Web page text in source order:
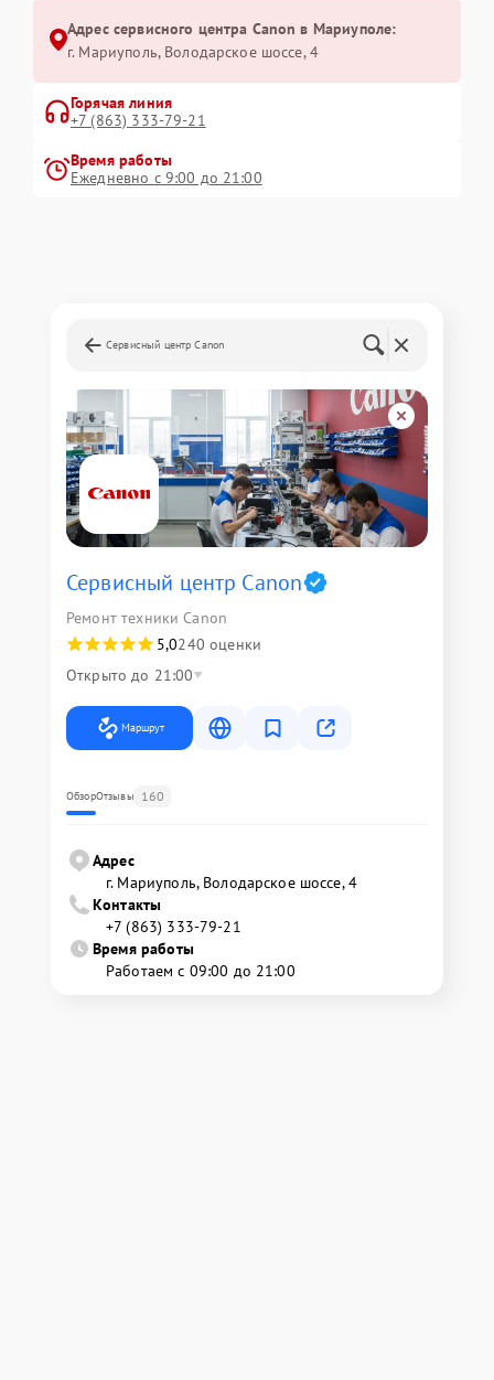
Адрес сервисного центра Canon в Мариуполе:
г. Мариуполь, Володарское шоссе, 4
Горячая линия
+7 (863) 333-79-21
Время работы
Ежедневно с 9:00 до 21:00
Сервисный центр Canon
Сервисный центр Canon
Ремонт техники Canon
5,0240 оценки
Открыто до 21:00
Маршрут
ОбзорОтзывы 160
Адрес
г. Мариуполь, Володарское шоссе, 4
Контакты
+7 (863) 333-79-21
Время работы
Работаем с 09:00 до 21:00